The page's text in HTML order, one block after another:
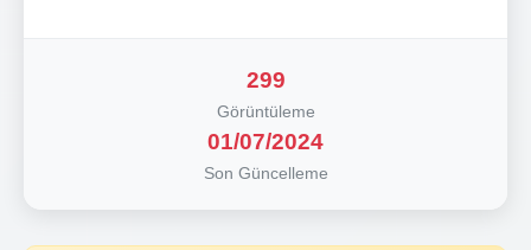
299
Görüntüleme
01/07/2024
Son Güncelleme